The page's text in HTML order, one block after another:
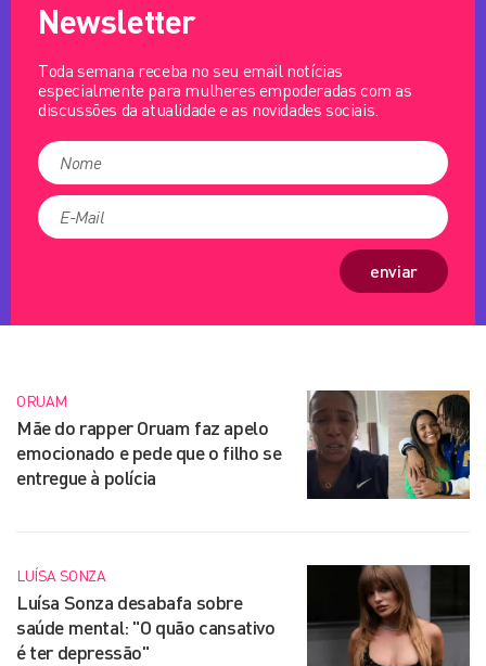
Newsletter
Toda semana receba no seu email notícias
especialmente para mulheres empoderadas com as
discussões da atualidade e as novidades sociais.
enviar
ORUAM
Mãe do rapper Oruam faz apelo
emocionado e pede que o filho se
entregue à polícia
LUÍSA SONZA
Luísa Sonza desabafa sobre
saúde mental: "O quão cansativo
é ter depressão"